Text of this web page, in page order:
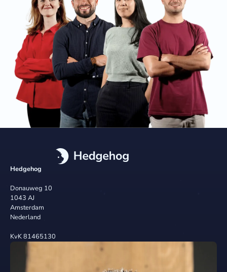
Hedgehog
Donauweg 10
1043 AJ
Amsterdam
Nederland
KvK 81465130